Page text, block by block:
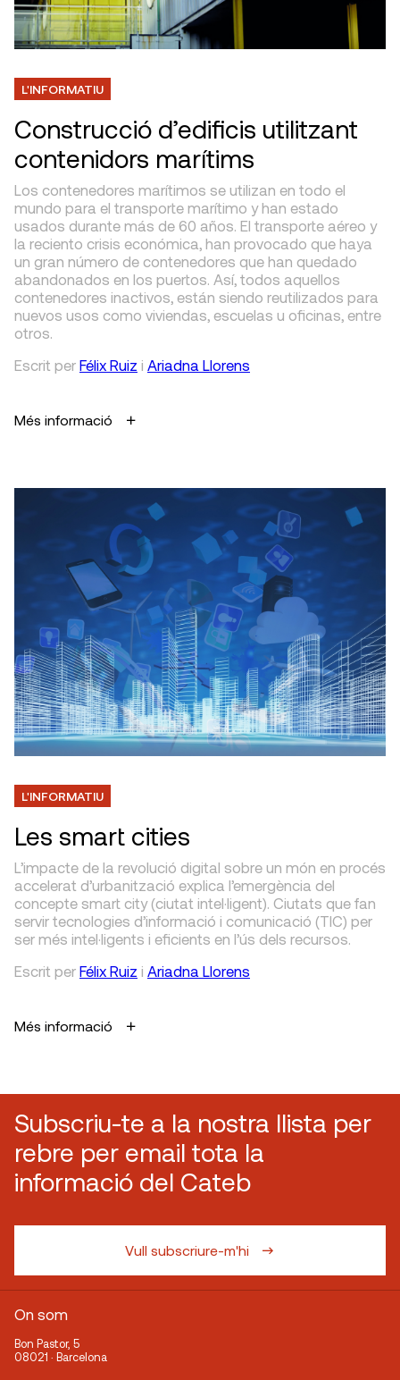
L'INFORMATIU
Construcció d’edificis utilitzant
contenidors marítims
Los contenedores marítimos se utilizan en todo el
mundo para el transporte marítimo y han estado
usados durante más de 60 años. El transporte aéreo y
la reciento crisis económica, han provocado que haya
un gran número de contenedores que han quedado
abandonados en los puertos. Así, todos aquellos
contenedores inactivos, están siendo reutilizados para
nuevos usos como viviendas, escuelas u oficinas, entre
otros.
Escrit per Félix Ruiz i Ariadna Llorens
Més informació
L'INFORMATIU
Les smart cities
L’impacte de la revolució digital sobre un món en procés
accelerat d’urbanització explica l’emergència del
concepte smart city (ciutat intel·ligent). Ciutats que fan
servir tecnologies d’informació i comunicació (TIC) per
ser més intel·ligents i eficients en l’ús dels recursos.
Escrit per Félix Ruiz i Ariadna Llorens
Més informació
Subscriu-te a la nostra llista per
rebre per email tota la
informació del Cateb
Vull subscriure-m'hi
On som
Bon Pastor, 5
08021 · Barcelona